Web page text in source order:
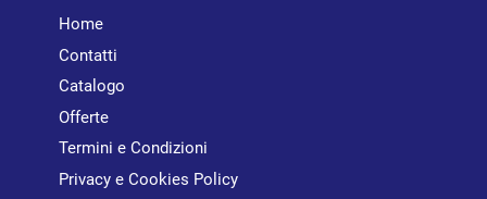
Home
Contatti
Catalogo
Offerte
Termini e Condizioni
Privacy e Cookies Policy